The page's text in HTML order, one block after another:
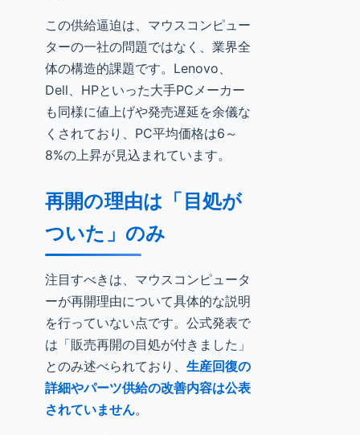
この供給逼迫は、マウスコンピュー
ターの一社の問題ではなく、業界全
体の構造的課題です。Lenovo、
Dell、HPといった大手PCメーカー
も同様に値上げや発売遅延を余儀な
くされており、PC平均価格は6～
8%の上昇が見込まれています。
再開の理由は「目処が
ついた」のみ
注目すべきは、マウスコンピュータ
ーが再開理由について具体的な説明
を行っていない点です。公式発表で
は「販売再開の目処が付きました」
とのみ述べられており、 生産回復の
詳細やパーツ供給の改善内容は公表
されていません。